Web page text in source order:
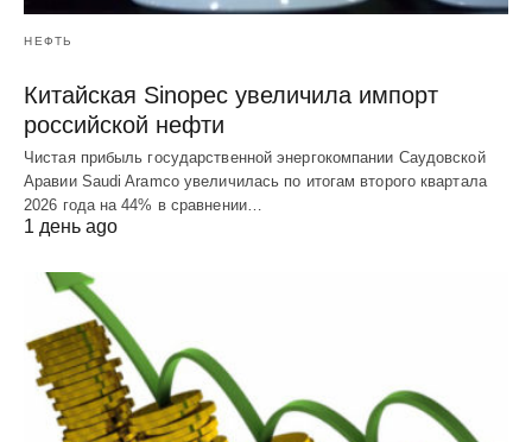
НЕФТЬ
Китайская Sinopec увеличила импорт
российской нефти
Чистая прибыль государственной энергокомпании Саудовской
Аравии Saudi Aramco увеличилась по итогам второго квартала
2026 года на 44% в сравнении…
1 день ago